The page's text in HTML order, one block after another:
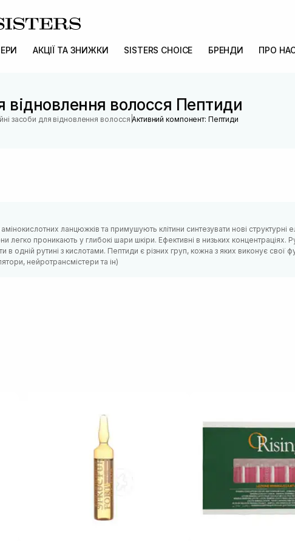
АКЦІЇ ТА ЗНИЖКИ SISTERS CHOICE БРЕНДИ ПРО
відновлення волосся Пептиди
засоби для відновлення волосся |Активний компонент: Пептиди
ланцюжків та примушують клітини синтезувати нові структурні
легко проникають у глибокі шари шкіри. Ефективні в низьких концентраціях.
одній рутині з кислотами. Пептиди є різних груп, кожна з яких виконує свої
нейротрансмістери та ін)